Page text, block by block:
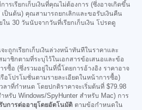
ารเรียกเก็บเงินที่คุณไม่ต้องการ (ซึ่งอาจเกิดขึ้น
เป็นต้น) คุณสามารถยกเลิกและขอรับเงินคืน
น 30 วันนับจากวันที่เรียกเก็บเงิน โปรดดู
ถูกเรียกเก็บเงินล่วงหน้าทันทีในราคาและ
มาชิกตามที่ระบุไว้ในเอกสารข้อเสนอและข้อ
ซื้อ (ซึ่งรวมอยู่ในที่นี้โดยการอ้างอิง ราคาอาจ
อโปรโมชั่นตามรายละเอียดในหน้าการซื้อ)
ลาที่กำหนด โดยปกติราคาจะเริ่มต้นที่ $79.98
หรับ Windows/SpyHunter สำหรับ Mac) การ
บการต่ออายุโดยอัตโนมัติ ตามข้อกำหนดใน